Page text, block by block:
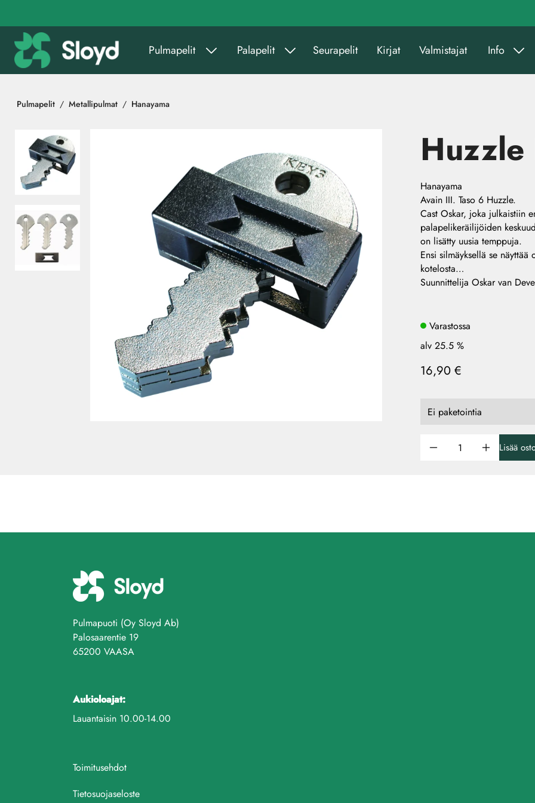
Pulmapelit Palapelit Seurapelit Kirjat Valmistajat Info
Pulmapelit Metallipulmat Hanayama
Huzzle
Ohita kuvat
Hanayama
Avain III. Taso 6 Huzzle.
Cast Oskar, joka julkaistiin
palapelikeräilijöiden
on lisätty uusia temppuja.
Ensi silmäyksellä se
kotelosta…
Suunnittelija Oskar van
Varastossa
alv 25.5 %
16,90 €
Lisää
Pulmapuoti (Oy Sloyd Ab)
Palosaarentie 19
65200 VAASA
Aukioloajat:
Lauantaisin 10.00-14.00
Toimitusehdot
Tietosuojaseloste